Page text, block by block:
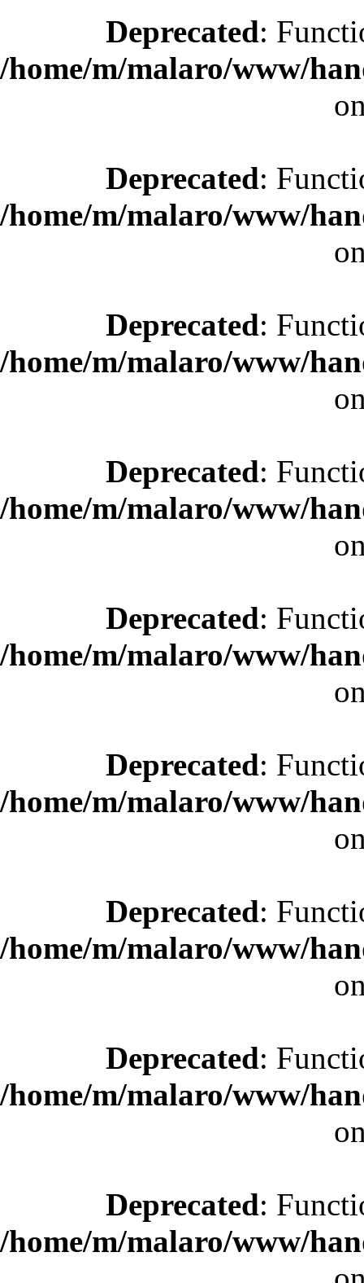
Deprecated:
/home/m/malaro/www/
Deprecated:
/home/m/malaro/www/
Deprecated:
/home/m/malaro/www/
Deprecated:
/home/m/malaro/www/
Deprecated:
/home/m/malaro/www/
Deprecated:
/home/m/malaro/www/
Deprecated:
/home/m/malaro/www/
Deprecated:
/home/m/malaro/www/
Deprecated:
/home/m/malaro/www/